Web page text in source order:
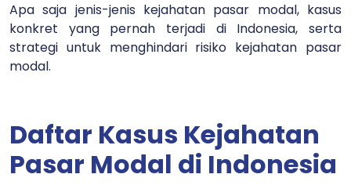
Apa saja jenis-jenis kejahatan pasar modal, kasus
konkret yang pernah terjadi di Indonesia, serta
strategi untuk menghindari risiko kejahatan pasar
modal.
Daftar Kasus Kejahatan
Pasar Modal di Indonesia